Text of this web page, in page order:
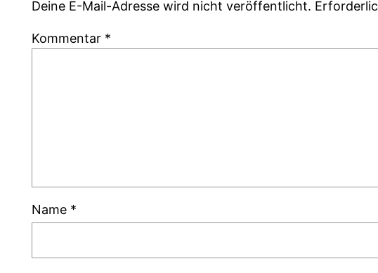
Deine E-Mail-Adresse wird nicht veröffentlicht.
Kommentar *
Name *